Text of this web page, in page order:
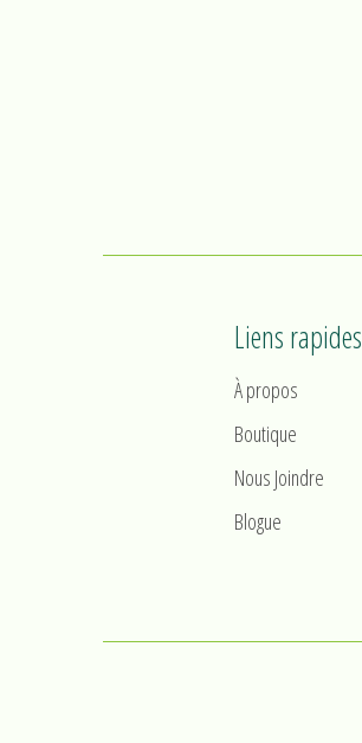
Liens rapides
À propos
Boutique
Nous Joindre
Blogue